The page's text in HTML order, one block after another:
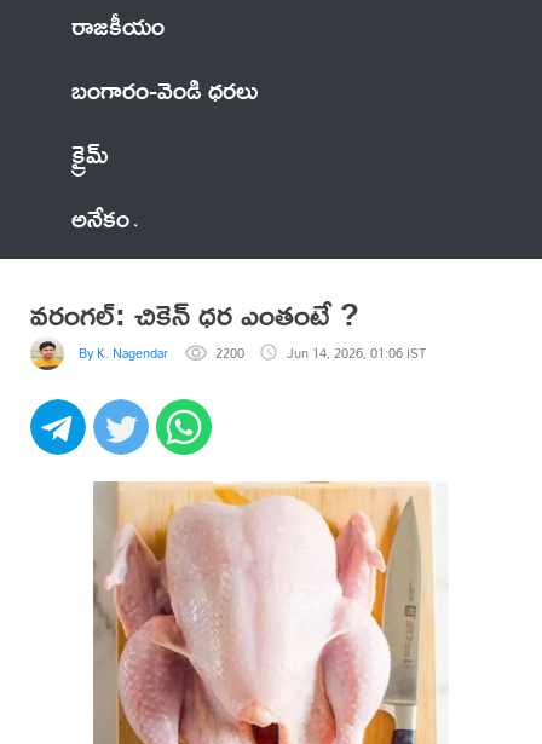
రాజకీయం
బంగారం-వెండి ధరలు
క్రైమ్
అనేకం
వరంగల్: చికెన్ ధర ఎంతంటే ?
By K. Nagendar 2200 Jun 14, 2026, 01:06 IST